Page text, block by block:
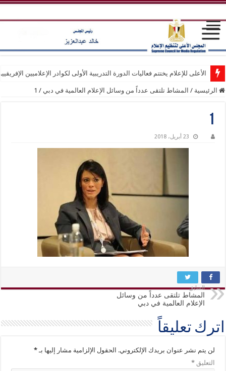
الأعلى للإعلام يختتم فعاليات الدورة التدريبية الأولى لكوادر الإعلاميين
الرئيسية / المشاط تلتقى عدداً من وسائل الإعلام العالمية في دبي /
1
1
23 أبريل، 2018
السابق
المشاط تلتقى عدداً من وسائل
الإعلام العالمية في دبي
اترك تعليقاً
لن يتم نشر عنوان بريدك الإلكتروني. الحقول الإلزامية مشار إليها بـ*
التعليق*